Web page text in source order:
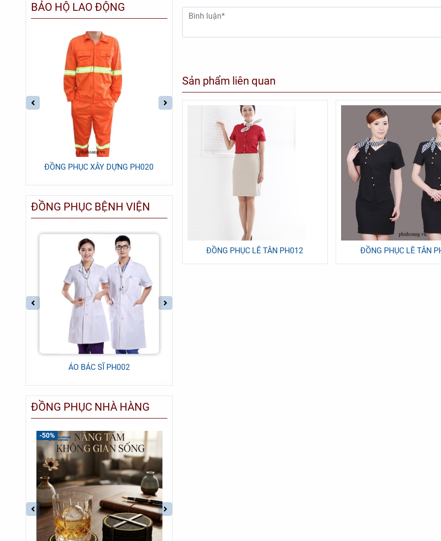
Sản phẩm liên quan
ĐỒNG PHỤC LỄ TÂN PH012 ĐỒNG PHỤC LỄ TÂN
BẢO HỘ LAO ĐỘNG
ĐỒNG PHỤC XÂY DỰNG PH020 ĐỒNG PHỤC XÂY DỰNG PH019 ĐỒNG PHỤC XÂY DỰNG PH018
ĐỒNG PHỤC BỆNH VIỆN
ÁO BÁC SĨ PH002
ĐỒNG PHỤC NHÀ HÀNG
-50%